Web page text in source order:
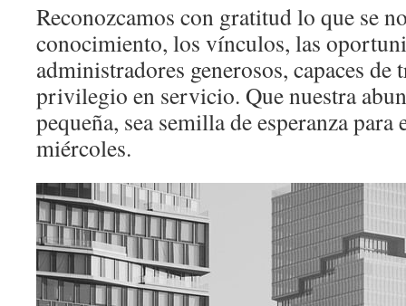
Reconozcamos con gratitud lo que se
conocimiento, los vínculos, las
administradores generosos, capaces de
privilegio en servicio. Que nuestra
pequeña, sea semilla de esperanza
miércoles.